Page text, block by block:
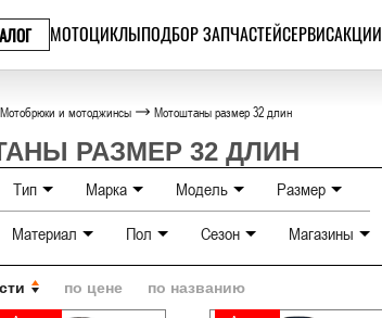
МОТОЦИКЛЫПОДБОР ЗАПЧАСТЕЙСЕРВИСАКЦИИ
Мотобрюки и мотоджинсы Мотоштаны размер 32 длин
РАЗМЕР 32 ДЛИН
Тип
Джинсы и карго
Марка
MACNA
Модель
ARAMON
LOCKWOOD
PORTOLA
Размер
XS
S
S длин
Материал
Джинсовые
Пол
Женские
Сезон Магазины
Дубровка
по цене по названию